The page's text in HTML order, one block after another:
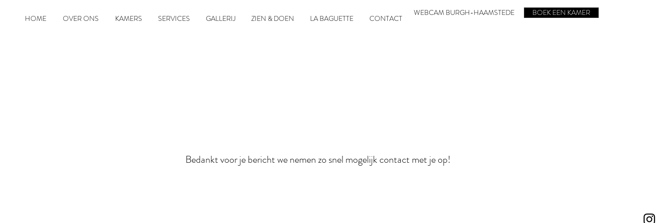
HOME OVER ONS KAMERS SERVICES GALLERIJ ZIEN & DOEN LA BAGUETTE CONTACT
WEBCAM BURGH-HAAMSTEDE BOEK EEN KAMER
Bedankt voor je bericht we nemen zo snel mogelijk contact met je op!